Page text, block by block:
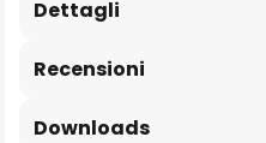
Dettagli
Recensioni
Downloads